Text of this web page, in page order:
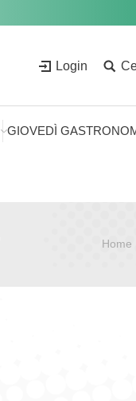
Login
GIOVEDÌ
Sei qui:
Home